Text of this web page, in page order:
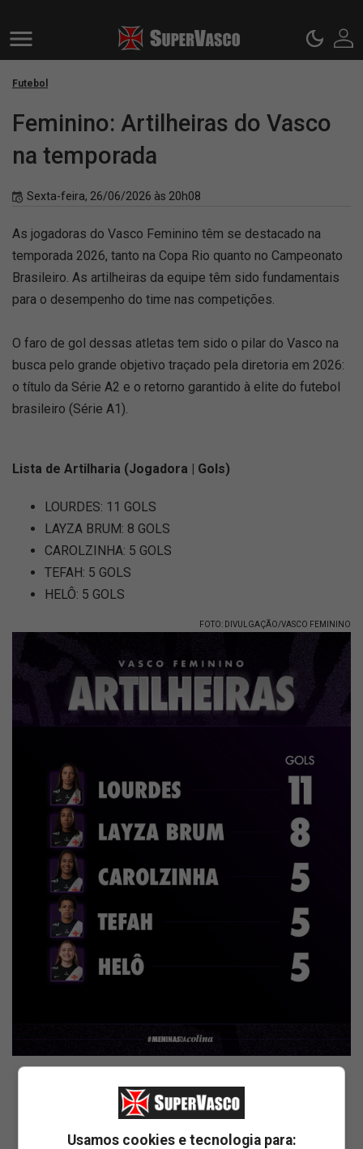
Futebol
Feminino: Artilheiras do Vasco
na temporada
Sexta-feira, 26/06/2026 às 20h08
As jogadoras do Vasco Feminino têm se destacado na
temporada 2026, tanto na Copa Rio quanto no Campeonato
Brasileiro. As artilheiras da equipe têm sido fundamentais
para o desempenho do time nas competições.
O faro de gol dessas atletas tem sido o pilar do Vasco na
busca pelo grande objetivo traçado pela diretoria em 2026:
o título da Série A2 e o retorno garantido à elite do futebol
brasileiro (Série A1).
Lista de Artilharia (Jogadora | Gols)
LOURDES: 11 GOLS
LAYZA BRUM: 8 GOLS
CAROLZINHA: 5 GOLS
TEFAH: 5 GOLS
HELÔ: 5 GOLS
FOTO: DIVULGAÇÃO/VASCO FEMININO
ad
Usamos cookies e tecnologia para: